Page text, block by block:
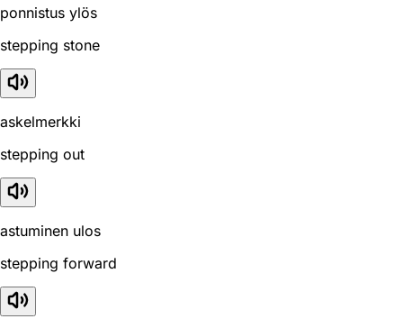
ponnistus ylös
stepping stone
askelmerkki
stepping out
astuminen ulos
stepping forward